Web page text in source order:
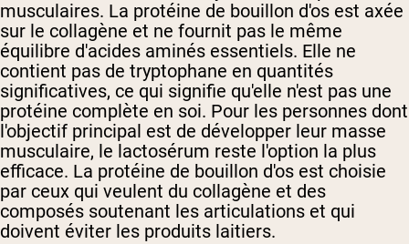
musculaires. La protéine de bouillon d'os est axée
sur le collagène et ne fournit pas le même
équilibre d'acides aminés essentiels. Elle ne
contient pas de tryptophane en quantités
significatives, ce qui signifie qu'elle n'est pas une
protéine complète en soi. Pour les personnes dont
l'objectif principal est de développer leur masse
musculaire, le lactosérum reste l'option la plus
efficace. La protéine de bouillon d'os est choisie
par ceux qui veulent du collagène et des
composés soutenant les articulations et qui
doivent éviter les produits laitiers.